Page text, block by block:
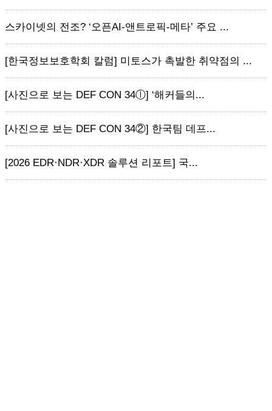
스카이넷의 전조? ‘오픈AI-앤트로픽-메타’ 주요 ...
[한국정보보호학회 칼럼] 미토스가 촉발한 취약점의 ...
[사진으로 보는 DEF CON 34ⓛ] ‘해커들의...
[사진으로 보는 DEF CON 34②] 한국팀 데프...
[2026 EDR·NDR·XDR 솔루션 리포트] 국...